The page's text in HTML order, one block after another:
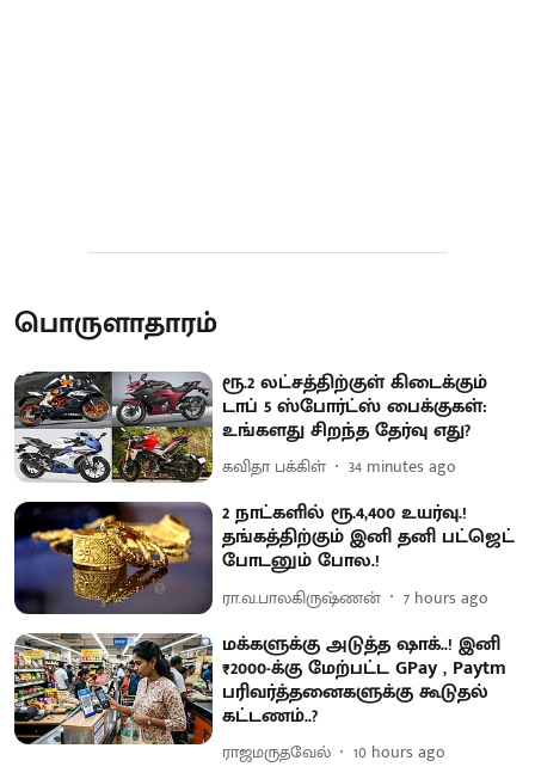
பொருளாதாரம்
ரூ.2 லட்சத்திற்குள் கிடைக்கும்
டாப் 5 ஸ்போர்ட்ஸ் பைக்குகள்:
உங்களது சிறந்த தேர்வு எது?
கவிதா பக்கிள் 34 minutes ago
2 நாட்களில் ரூ.4,400 உயர்வு.!
தங்கத்திற்கும் இனி தனி பட்ஜெட்
போடனும் போல.!
ரா.வ.பாலகிருஷ்ணன் 7 hours ago
மக்களுக்கு அடுத்த ஷாக்..! இனி
₹2000-க்கு மேற்பட்ட GPay , Paytm
பரிவர்த்தனைகளுக்கு கூடுதல்
கட்டணம்..?
ராஜமருதவேல் 10 hours ago